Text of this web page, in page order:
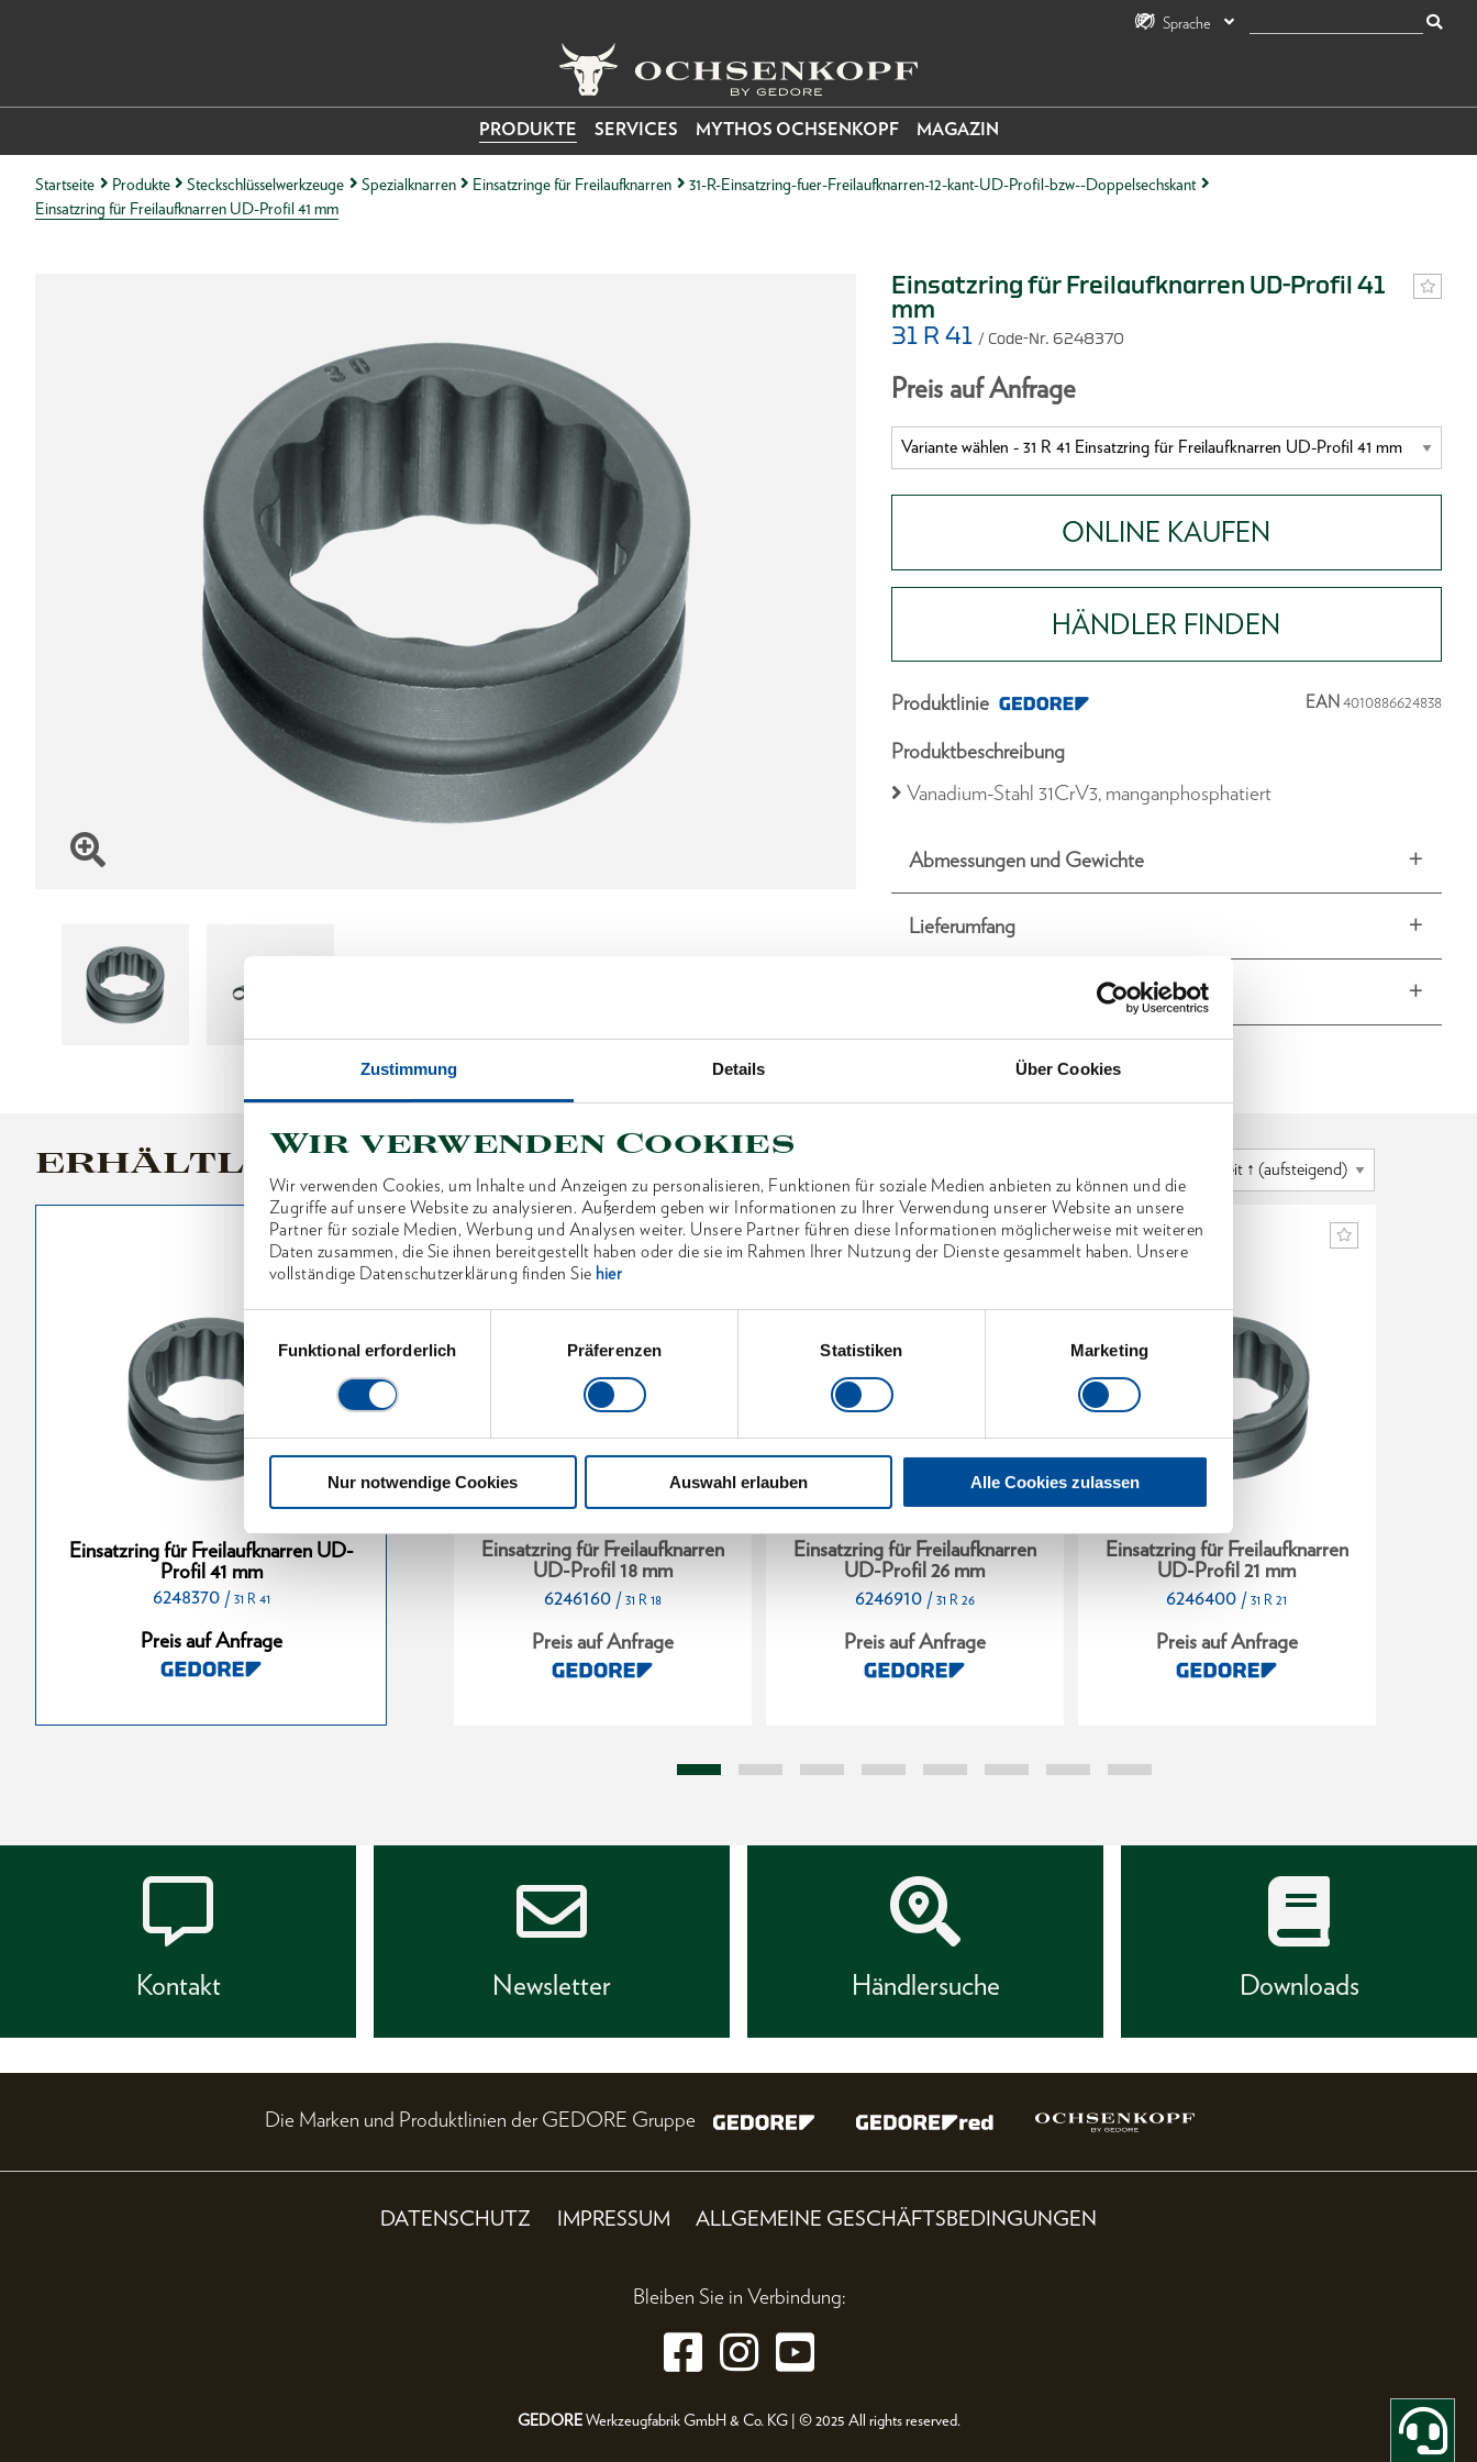
Zustimmung Details Über Cookies
Wir verwenden Cookies
Wir verwenden Cookies, um Inhalte und Anzeigen zu personalisieren, Funktionen für soziale Medien anbieten zu können und die
Zugriffe auf unsere Website zu analysieren. Außerdem geben wir Informationen zu Ihrer Verwendung unserer Website an unsere
Partner für soziale Medien, Werbung und Analysen weiter. Unsere Partner führen diese Informationen möglicherweise mit weiteren
Daten zusammen, die Sie ihnen bereitgestellt haben oder die sie im Rahmen Ihrer Nutzung der Dienste gesammelt haben. Unsere
vollständige Datenschutzerklärung finden Sie hier
Einwilligungsauswahl
Funktional erforderlich
Präferenzen Statistiken Marketing
Nur notwendige Cookies Auswahl erlauben Alle Cookies zulassen
Sprache
PRODUKTE SERVICES MYTHOS OCHSENKOPF MAGAZIN
Startseite Produkte Steckschlüsselwerkzeuge Spezialknarren Einsatzringe für Freilaufknarren
31-R-Einsatzring-fuer-Freilaufknarren-12-kant-UD-Profil-bzw--Doppelsechskant
Einsatzring für Freilaufknarren UD-Profil 41 mm
Einsatzring für Freilaufknarren UD-Profil 41
mm
31 R 41 / Code-Nr. 6248370
Preis auf Anfrage
ONLINE KAUFEN
HÄNDLER FINDEN
Produktlinie EAN4010886624838
Produktbeschreibung
Vanadium-Stahl 31CrV3, manganphosphatiert
Abmessungen und Gewichte
Lieferumfang
Technische Eigenschaften
ERHÄLTLICHE VARIANTEN
Einsatzring für Freilaufknarren UD-
Profil 41 mm
6248370 / 31 R 41
Preis auf Anfrage
Einsatzring für Freilaufknarren
UD-Profil 36 mm
6248020
Preis auf Anfrage
Einsatzring für Freilaufknarren
UD-Profil 18 mm
6246160 / 31 R 18
Preis auf Anfrage
Einsatzring für Freilaufknarren
UD-Profil 26 mm
6246910 / 31 R 26
Preis auf Anfrage
Einsatzring für Freilaufknarren
UD-Profil 21 mm
6246400 / 31 R 21
Preis auf Anfrage
Kontakt Newsletter Händlersuche Downloads
Die Marken und Produktlinien der GEDORE Gruppe
DATENSCHUTZ IMPRESSUM ALLGEMEINE GESCHÄFTSBEDINGUNGEN
Bleiben Sie in Verbindung:
GEDOREWerkzeugfabrik GmbH & Co. KG | © 2025 All rights reserved.